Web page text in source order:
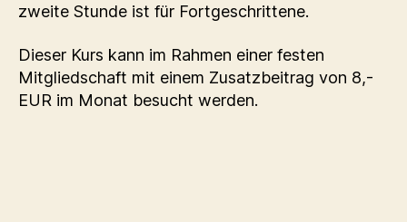
zweite Stunde ist für Fortgeschrittene.
Dieser Kurs kann im Rahmen einer festen
Mitgliedschaft mit einem Zusatzbeitrag von 8,-
EUR im Monat besucht werden.